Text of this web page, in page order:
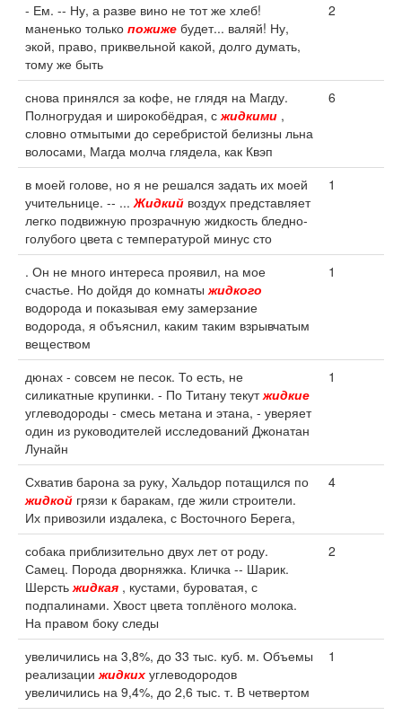
- Ем. -- Ну, а разве вино не тот же хлеб!
маненько только пожиже будет... валяй! Ну,
экой, право, приквельной какой, долго думать,
тому же быть
2
снова принялся за кофе, не глядя на Магду.
Полногрудая и широкобёдрая, сжидкими ,
словно отмытыми до серебристой белизны льна
волосами, Магда молча глядела, как Квэп
6
в моей голове, но я не решался задать их моей
учительнице. -- ...Жидкий воздух представляет
легко подвижную прозрачную жидкость бледно-
голубого цвета с температурой минус сто
1
. Он не много интереса проявил, на мое
счастье. Но дойдя до комнатыжидкого
водорода и показывая ему замерзание
водорода, я объяснил, каким таким взрывчатым
веществом
1
дюнах - совсем не песок. То есть, не
силикатные крупинки. - По Титану текутжидкие
углеводороды - смесь метана и этана, - уверяет
один из руководителей исследований Джонатан
Лунайн
1
Схватив барона за руку, Хальдор потащился по
жидкой грязи к баракам, где жили строители.
Их привозили издалека, с Восточного Берега,
4
собака приблизительно двух лет от роду.
Самец. Порода дворняжка. Кличка -- Шарик.
Шерстьжидкая , кустами, буроватая, с
подпалинами. Хвост цвета топлёного молока.
На правом боку следы
2
увеличились на 3,8%, до 33 тыс. куб. м. Объемы
реализациижидких углеводородов
увеличились на 9,4%, до 2,6 тыс. т. В четвертом
1